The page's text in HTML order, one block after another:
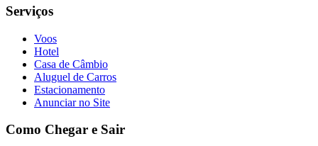
Serviços
Voos
Hotel
Casa de Câmbio
Aluguel de Carros
Estacionamento
Anunciar no Site
Como Chegar e Sair